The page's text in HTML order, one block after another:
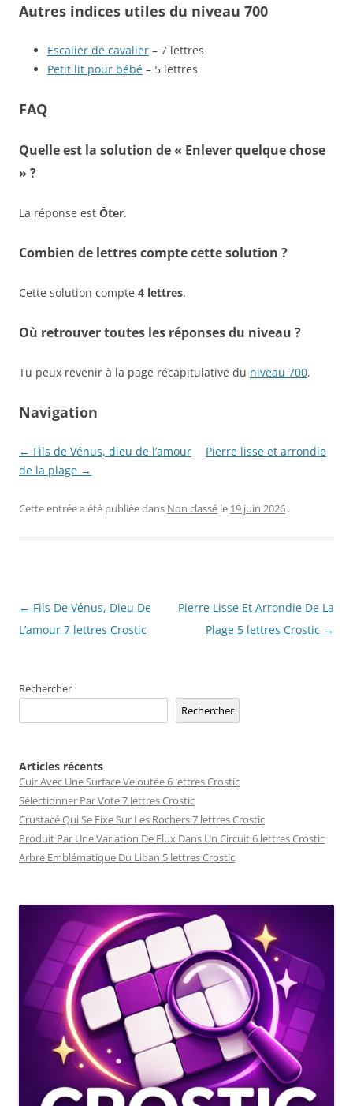
Autres indices utiles du niveau 700
Escalier de cavalier – 7 lettres
Petit lit pour bébé – 5 lettres
FAQ
Quelle est la solution de « Enlever quelque chose
» ?
La réponse est Ôter.
Combien de lettres compte cette solution ?
Cette solution compte 4 lettres.
Où retrouver toutes les réponses du niveau ?
Tu peux revenir à la page récapitulative du niveau 700.
Navigation
← Fils de Vénus, dieu de l’amour
Pierre lisse et arrondie
de la plage →
Cette entrée a été publiée dans Non classé le 19 juin 2026 .
Navigation
des
← Fils De Vénus, Dieu De
L’amour 7 lettres Crostic
Pierre Lisse Et Arrondie De La
Plage 5 lettres Crostic →
Rechercher
Rechercher
Articles récents
Cuir Avec Une Surface Veloutée 6 lettres Crostic
Sélectionner Par Vote 7 lettres Crostic
Crustacé Qui Se Fixe Sur Les Rochers 7 lettres Crostic
Produit Par Une Variation De Flux Dans Un Circuit 6 lettres Crostic
Arbre Emblématique Du Liban 5 lettres Crostic